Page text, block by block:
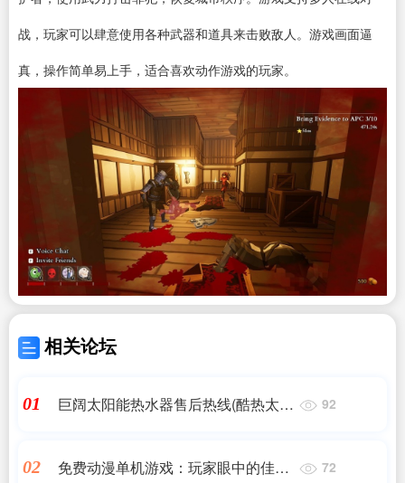
战，玩家可以肆意使用各种武器和道具来击败敌人。游戏画面逼
真，操作简单易上手，适合喜欢动作游戏的玩家。
相关论坛
01
巨阔太阳能热水器售后热线(酷热太阳
92
02
免费动漫单机游戏：玩家眼中的佳作
72